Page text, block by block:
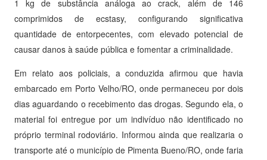
1 kg de substância análoga ao crack, além de 146
comprimidos de ecstasy, configurando significativa
quantidade de entorpecentes, com elevado potencial de
causar danos à saúde pública e fomentar a criminalidade.
Em relato aos policiais, a conduzida afirmou que havia
embarcado em Porto Velho/RO, onde permaneceu por dois
dias aguardando o recebimento das drogas. Segundo ela, o
material foi entregue por um indivíduo não identificado no
próprio terminal rodoviário. Informou ainda que realizaria o
transporte até o município de Pimenta Bueno/RO, onde faria